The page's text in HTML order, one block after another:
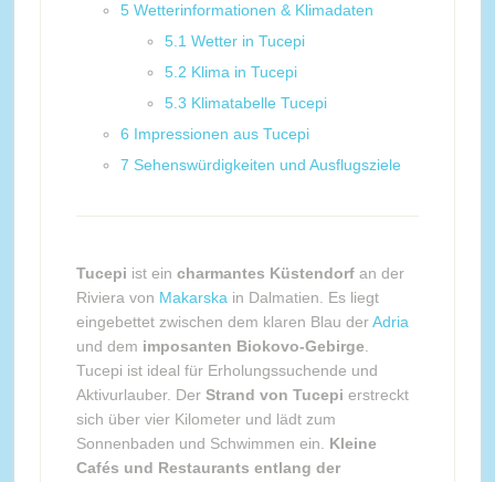
5 Wetterinformationen & Klimadaten
5.1 Wetter in Tucepi
5.2 Klima in Tucepi
5.3 Klimatabelle Tucepi
6 Impressionen aus Tucepi
7 Sehenswürdigkeiten und Ausflugsziele
Tucepi ist ein charmantes Küstendorfan der
Riviera von Makarska in Dalmatien. Es liegt
eingebettet zwischen dem klaren Blau derAdria
und dem imposanten Biokovo-Gebirge
Tucepi ist ideal für Erholungssuchende und
Aktivurlauber. Der Strand von Tucepi erstreckt
sich über vier Kilometer und lädt zum
Sonnenbaden und Schwimmen ein. Kleine
Cafés und Restaurants entlang der